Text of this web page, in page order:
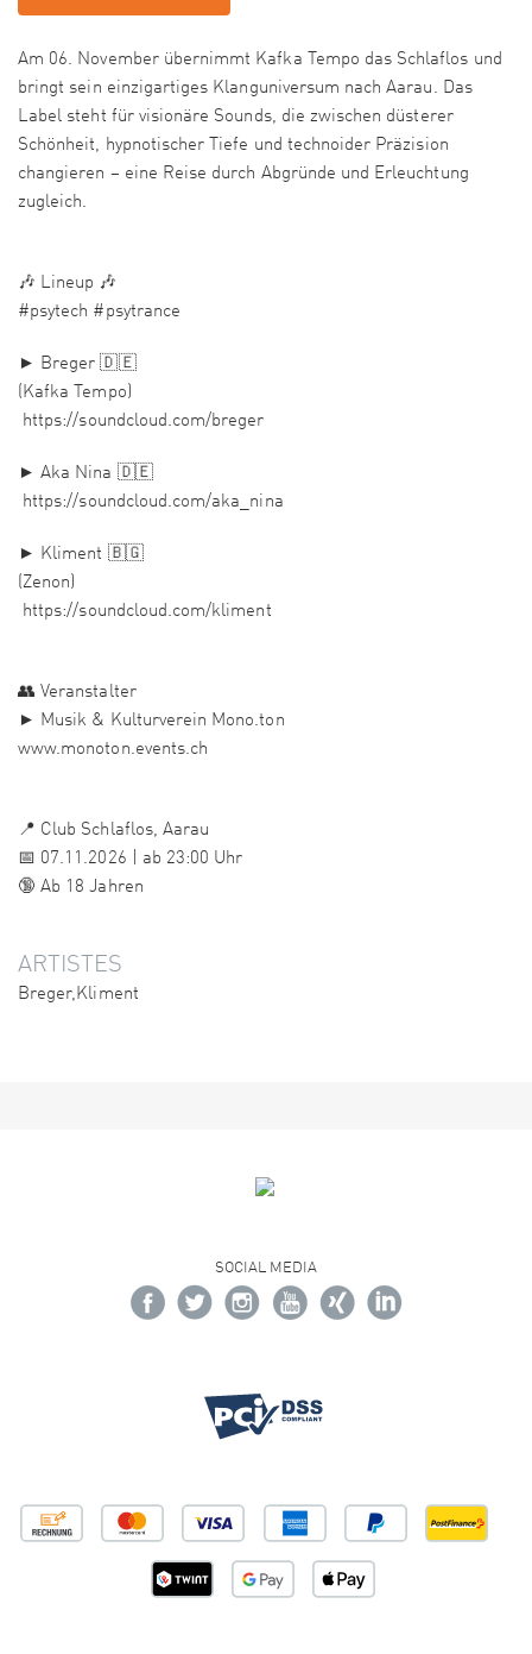
Am 06. November übernimmt Kafka Tempo das Schlaflos und
bringt sein einzigartiges Klanguniversum nach Aarau. Das
Label steht für visionäre Sounds, die zwischen düsterer
Schönheit, hypnotischer Tiefe und technoider Präzision
changieren – eine Reise durch Abgründe und Erleuchtung
zugleich.
🎶 Lineup 🎶
#psytech #psytrance
► Breger 🇩🇪
(Kafka Tempo)
https://soundcloud.com/breger
► Aka Nina 🇩🇪
https://soundcloud.com/aka_nina
► Kliment 🇧🇬
(Zenon)
https://soundcloud.com/kliment
👥 Veranstalter
► Musik & Kulturverein Mono.ton
www.monoton.events.ch
📍 Club Schlaflos, Aarau
📅 07.11.2026 | ab 23:00 Uhr
🔞 Ab 18 Jahren
ARTISTES
Breger,Kliment
SOCIAL MEDIA